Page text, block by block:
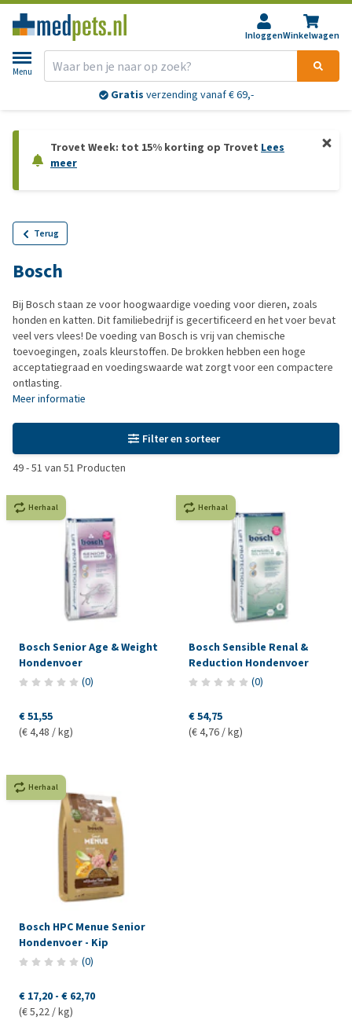
InloggenWinkelwagen
Menu
Gratis verzending vanaf € 69,-
Trovet Week: tot 15% korting op Trovet Lees
meer
Terug
Bosch
Bij Bosch staan ze voor hoogwaardige voeding voor dieren, zoals
honden en katten. Dit familiebedrijf is gecertificeerd en het voer bevat
veel vers vlees! De voeding van Bosch is vrij van chemische
toevoegingen, zoals kleurstoffen. De brokken hebben een hoge
acceptatiegraad en voedingswaarde wat zorgt voor een compactere
ontlasting.
Meer informatie
Filter en sorteer
49-51 van 51 Producten
Herhaal
Bosch Senior Age & Weight
Hondenvoer
(0)
€ 51,55
(€ 4,48 / kg)
Herhaal
Bosch Sensible Renal &
Reduction Hondenvoer
(0)
€ 54,75
(€ 4,76 / kg)
Herhaal
Bosch HPC Menue Senior
Hondenvoer - Kip
(0)
€ 17,20 - € 62,70
(€ 5,22 / kg)